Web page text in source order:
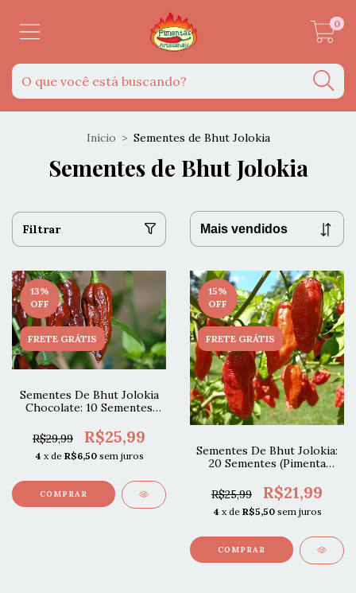
0
Início > Sementes de Bhut Jolokia
Sementes de Bhut Jolokia
Filtrar
13%
OFF
FRETE GRÁTIS
Sementes De Bhut Jolokia
Chocolate: 10 Sementes
R$29,99
R$25,99
4 x de R$6,50 sem juros
15%
OFF
FRETE GRÁTIS
Sementes De Bhut Jolokia:
20 Sementes (Pimenta
R$25,99
R$21,99
4 x de R$5,50 sem juros